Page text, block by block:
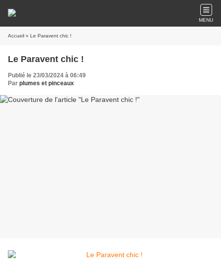
MENU
Accueil » Le Paravent chic !
Le Paravent chic !
Publié le 23/03/2024 à 06:49
Par plumes et pinceaux